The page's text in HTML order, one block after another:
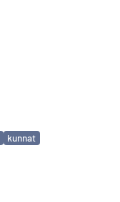
kunnat